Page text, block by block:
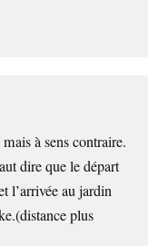
à sens contraire.
dire que le départ
l’arrivée au jardin
plus